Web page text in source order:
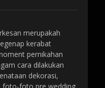
merupakah
kerabat
pernikahan
cara dilakukan
dekorasi,